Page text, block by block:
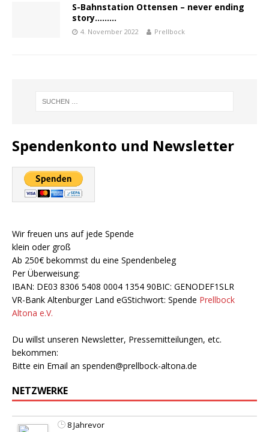
S-Bahnstation Ottensen – never ending
story………
4. November 2022 Prellbock
Spendenkonto und Newsletter
Wir freuen uns auf jede Spende
klein oder groß
Ab 250€ bekommst du eine Spendenbeleg
Per Überweisung:
IBAN: DE03 8306 5408 0004 1354 90BIC: GENODEF1SLR
VR-Bank Altenburger Land eGStichwort: Spende Prellbock
Altona e.V.
Du willst unseren Newsletter, Pressemitteilungen, etc.
bekommen:
Bitte ein Email an spenden@prellbock-altona.de
NETZWERKE
8 Jahrevor